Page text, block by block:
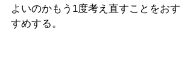
よいのかもう1度考え直すことをおす
すめする。